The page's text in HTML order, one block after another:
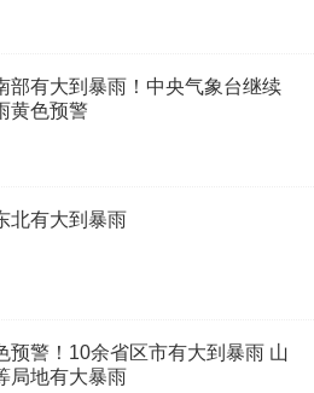
部有大到暴雨！中央气象台继续
黄色预警
北有大到暴雨
预警！10余省区市有大到暴雨 山
局地有大暴雨